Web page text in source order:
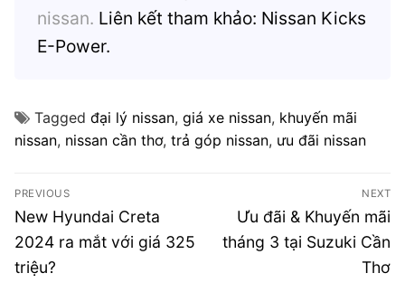
nissan. Liên kết tham khảo: Nissan Kicks
E-Power.
Tagged đại lý nissan, giá xe nissan, khuyến mãi
nissan, nissan cần thơ, trả góp nissan, ưu đãi nissan
Điều
hướng
bài
viết
PREVIOUS
Previous
post:
New Hyundai Creta
2024 ra mắt với giá 325
triệu?
NEXT
Next
post:
Ưu đãi & Khuyến mãi
tháng 3 tại Suzuki Cần
Thơ